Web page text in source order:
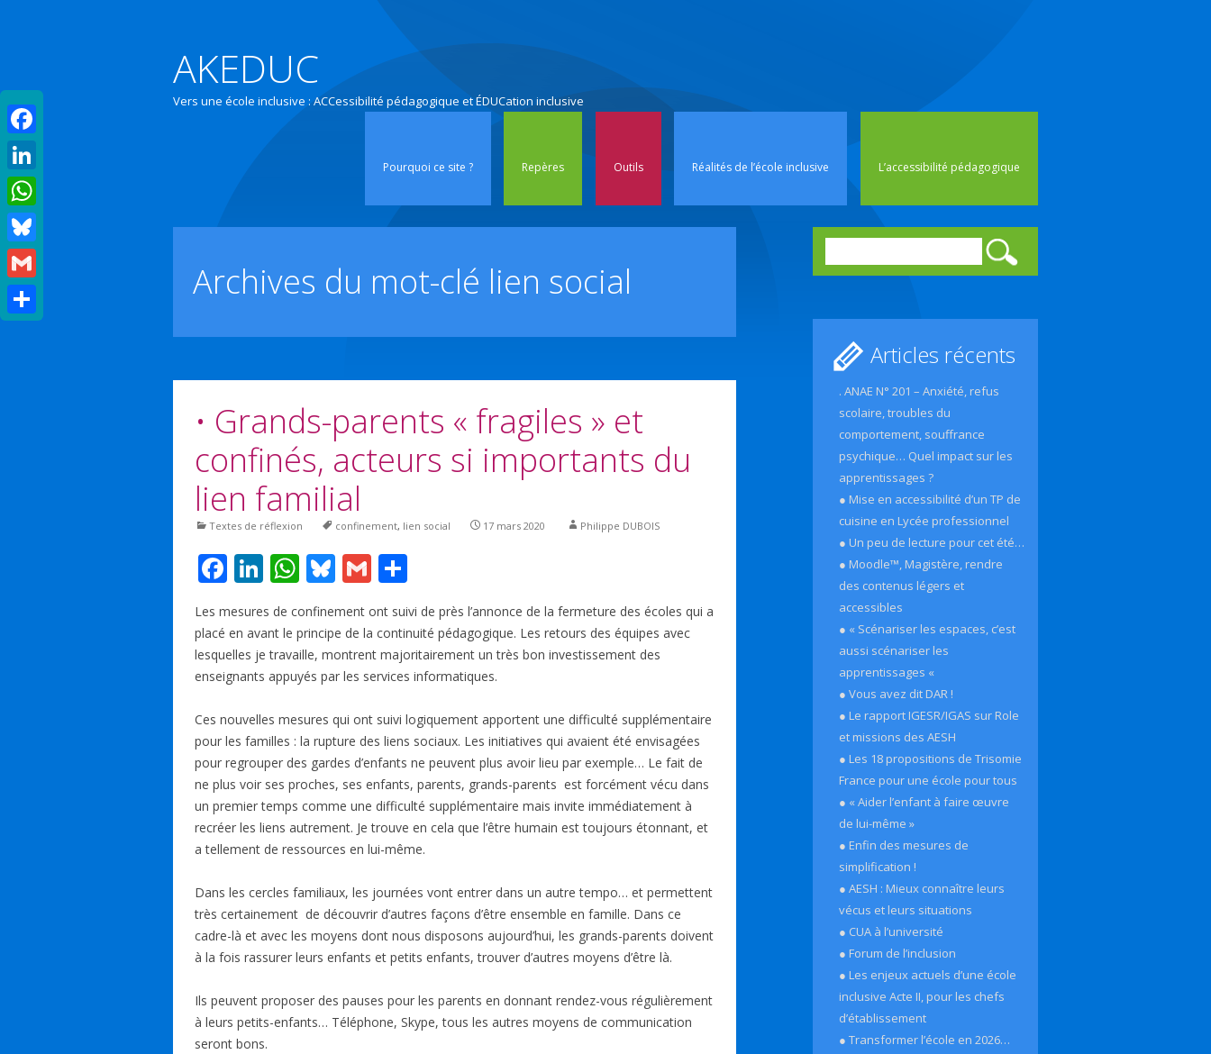
AKEDUC
Vers une école inclusive : ACCessibilité pédagogique et ÉDUCation inclusive
Pourquoi ce site ? Repères Outils Réalités de l’école inclusive L’accessibilité pédagogique
Archives du mot-clé lien social
• Grands-parents « fragiles » et
confinés, acteurs si importants du
lien familial
Textes de réflexion confinement, lien social 17 mars 2020 Philippe DUBOIS
F
e
b
o
o
k
Li
n
k
e
dI
n
W
h
at
s
A
p
p
Bl
e
sk
y
G
m
ai
l
ar
ta
g
er
Les mesures de confinement ont suivi de près l’annonce de la fermeture des écoles qui a
placé en avant le principe de la continuité pédagogique. Les retours des équipes avec
lesquelles je travaille, montrent majoritairement un très bon investissement des
enseignants appuyés par les services informatiques.
Ces nouvelles mesures qui ont suivi logiquement apportent une difficulté supplémentaire
pour les familles : la rupture des liens sociaux. Les initiatives qui avaient été envisagées
pour regrouper des gardes d’enfants ne peuvent plus avoir lieu par exemple… Le fait de
ne plus voir ses proches, ses enfants, parents, grands-parents est forcément vécu dans
un premier temps comme une difficulté supplémentaire mais invite immédiatement à
recréer les liens autrement. Je trouve en cela que l’être humain est toujours étonnant, et
a tellement de ressources en lui-même.
Dans les cercles familiaux, les journées vont entrer dans un autre tempo… et permettent
très certainement de découvrir d’autres façons d’être ensemble en famille. Dans ce
cadre-là et avec les moyens dont nous disposons aujourd’hui, les grands-parents doivent
à la fois rassurer leurs enfants et petits enfants, trouver d’autres moyens d’être là.
Ils peuvent proposer des pauses pour les parents en donnant rendez-vous régulièrement
à leurs petits-enfants… Téléphone, Skype, tous les autres moyens de communication
seront bons.
Articles récents
. ANAE N° 201 – Anxiété, refus
scolaire, troubles du
comportement, souffrance
psychique… Quel impact sur les
apprentissages ?
● Mise en accessibilité d’un TP de
cuisine en Lycée professionnel
● Un peu de lecture pour cet été…
● Moodle™, Magistère, rendre
des contenus légers et
accessibles
● « Scénariser les espaces, c’est
aussi scénariser les
apprentissages «
● Vous avez dit DAR !
● Le rapport IGESR/IGAS sur Role
et missions des AESH
● Les 18 propositions de Trisomie
France pour une école pour tous
● « Aider l’enfant à faire œuvre
de lui-même »
● Enfin des mesures de
simplification !
● AESH : Mieux connaître leurs
vécus et leurs situations
● CUA à l’université
● Forum de l’inclusion
● Les enjeux actuels d’une école
inclusive Acte II, pour les chefs
d’établissement
● Transformer l’école en 2026…
Facebook
LinkedIn
WhatsApp
Bluesky
Gmail